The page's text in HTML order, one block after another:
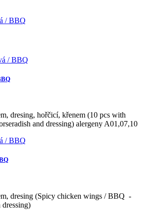
dresing, hořčicí, křenem (10 pcs with
and dressing) alergeny A01,07,10
dresing (Spicy chicken wings / BBQ -
dressing)